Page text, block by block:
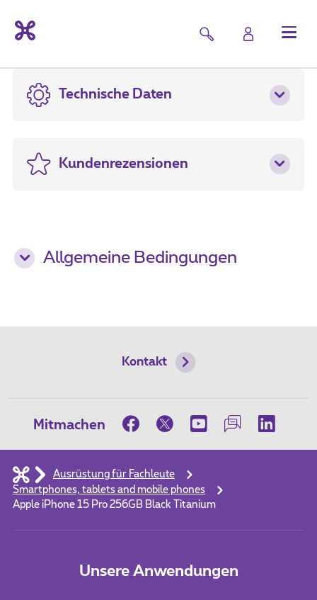
Technische Daten
Kundenrezensionen
Allgemeine Bedingungen
Kontakt
Mitmachen
Ausrüstung für Fachleute
Smartphones, tablets and mobile phones
Apple iPhone 15 Pro 256GB Black Titanium
Unsere Anwendungen